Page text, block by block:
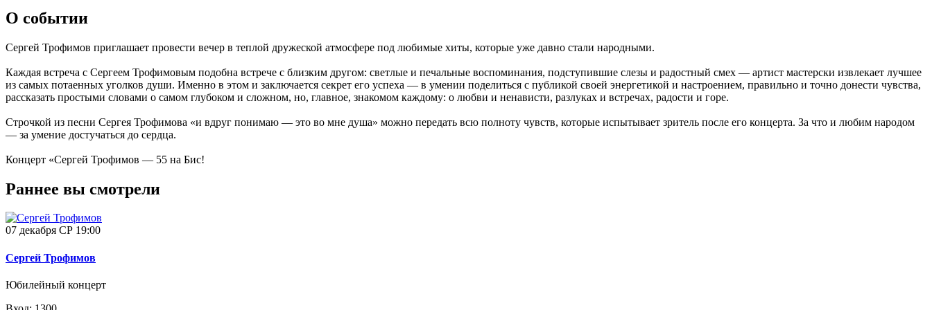
О событии
Сергей Трофимов приглашает провести вечер в теплой дружеской атмосфере под любимые хиты, которые уже давно стали народными.
Каждая встреча с Сергеем Трофимовым подобна встрече с близким другом: светлые и печальные воспоминания, подступившие слезы и радостный смех — артист мастерски извлекает лучшее
из самых потаенных уголков души. Именно в этом и заключается секрет его успеха — в умении поделиться с публикой своей энергетикой и настроением, правильно и точно донести чувства,
рассказать простыми словами о самом глубоком и сложном, но, главное, знакомом каждому: о любви и ненависти, разлуках и встречах, радости и горе.
Строчкой из песни Сергея Трофимова «и вдруг понимаю — это во мне душа» можно передать всю полноту чувств, которые испытывает зритель после его концерта. За что и любим народом
— за умение достучаться до сердца.
Концерт «Сергей Трофимов — 55 на Бис!
Раннее вы смотрели
07 декабря СР 19:00
Сергей Трофимов
Юбилейный концерт